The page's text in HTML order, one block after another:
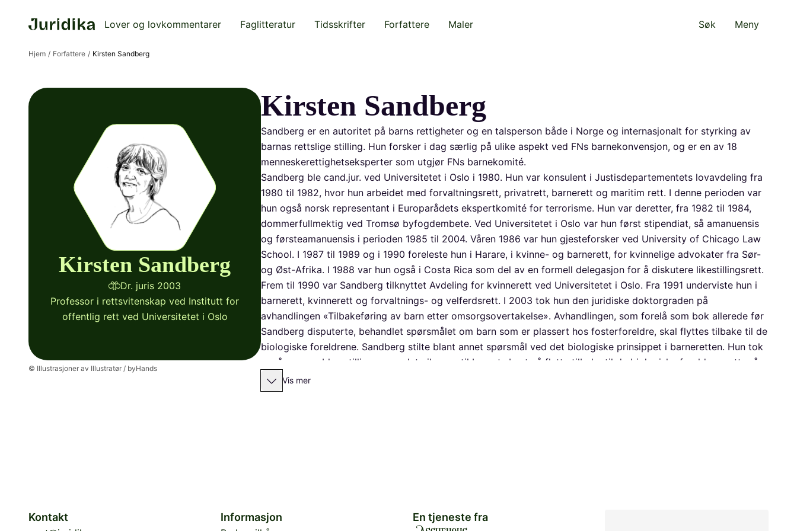
Lover og lovkommentarer Faglitteratur Tidsskrifter Forfattere Maler Søk Meny
Hjem Forfattere Kirsten Sandberg
Kirsten Sandberg
Dr. juris 2003
Professor i rettsvitenskap ved Institutt for
offentlig rett ved Universitetet i Oslo
© Illustrasjoner av Illustratør / byHands
Kirsten Sandberg
Sandberg er en autoritet på barns rettigheter og en talsperson både i Norge og internasjonalt for styrking av
barnas rettslige stilling. Hun forsker i dag særlig på ulike aspekt ved FNs barnekonvensjon, og er en av 18
menneskerettighetseksperter som utgjør FNs barnekomité.
Sandberg ble cand.jur. ved Universitetet i Oslo i 1980. Hun var konsulent i Justisdepartementets lovavdeling fra
1980 til 1982, hvor hun arbeidet med forvaltningsrett, privatrett, barnerett og maritim rett. I denne perioden var
hun også norsk representant i Europarådets ekspertkomité for terrorisme. Hun var deretter, fra 1982 til 1984,
dommerfullmektig ved Tromsø byfogdembete. Ved Universitetet i Oslo var hun først stipendiat, så amanuensis
og førsteamanuensis i perioden 1985 til 2004. Våren 1986 var hun gjesteforsker ved University of Chicago Law
School. I 1987 til 1989 og i 1990 foreleste hun i Harare, i kvinne- og barnerett, for kvinnelige advokater fra Sør-
og Øst-Afrika. I 1988 var hun også i Costa Rica som del av en formell delegasjon for å diskutere likestillingsrett.
Frem til 1990 var Sandberg tilknyttet Avdeling for kvinnerett ved Universitetet i Oslo. Fra 1991 underviste hun i
barnerett, kvinnerett og forvaltnings- og velferdsrett. I 2003 tok hun den juridiske doktorgraden på
avhandlingen «Tilbakeføring av barn etter omsorgsovertakelse». Avhandlingen, som forelå som bok allerede før
Sandberg disputerte, behandlet spørsmålet om barn som er plassert hos fosterforeldre, skal flyttes tilbake til de
biologiske foreldrene. Sandberg stilte blant annet spørsmål ved det biologiske prinsippet i barneretten. Hun tok
også opp problemstillingen om det vil være til barnets beste å flytte tilbake til de biologiske foreldrene etter å
ha levd sammen med en annen familie i lengre tid.
I 2003 ble Sandberg oppnevnt som medlem av det offentlige utvalget som slo fast at et stort antall barn ble
barnekonvensjon for barns levevilkår og adferd. Sandberg jobbet særlig med en komparativ studie – en
Vis mer
Kontakt Informasjon En tjeneste fra